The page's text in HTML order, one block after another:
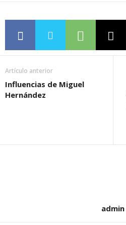
Artículo anterior
Influencias de Miguel
Hernández
admin